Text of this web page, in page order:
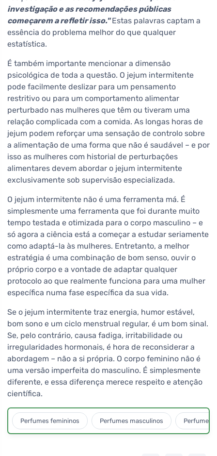
investigação e as recomendações públicas
começarem a refletir isso."Estas palavras captam a
essência do problema melhor do que qualquer
estatística.
É também importante mencionar a dimensão
psicológica de toda a questão. O jejum intermitente
pode facilmente deslizar para um pensamento
restritivo ou para um comportamento alimentar
perturbado nas mulheres que têm ou tiveram uma
relação complicada com a comida. As longas horas de
jejum podem reforçar uma sensação de controlo sobre
a alimentação de uma forma que não é saudável – e por
isso as mulheres com historial de perturbações
alimentares devem abordar o jejum intermitente
exclusivamente sob supervisão especializada.
O jejum intermitente não é uma ferramenta má. É
simplesmente uma ferramenta que foi durante muito
tempo testada e otimizada para o corpo masculino – e
só agora a ciência está a começar a estudar seriamente
como adaptá-la às mulheres. Entretanto, a melhor
estratégia é uma combinação de bom senso, ouvir o
próprio corpo e a vontade de adaptar qualquer
protocolo ao que realmente funciona para uma mulher
específica numa fase específica da sua vida.
Se o jejum intermitente traz energia, humor estável,
bom sono e um ciclo menstrual regular, é um bom sinal.
Se, pelo contrário, causa fadiga, irritabilidade ou
irregularidades hormonais, é hora de reconsiderar a
abordagem – não a si própria. O corpo feminino não é
uma versão imperfeita do masculino. É simplesmente
diferente, e essa diferença merece respeito e atenção
científica.
Perfumes femininos Perfumes masculinos Perfumes